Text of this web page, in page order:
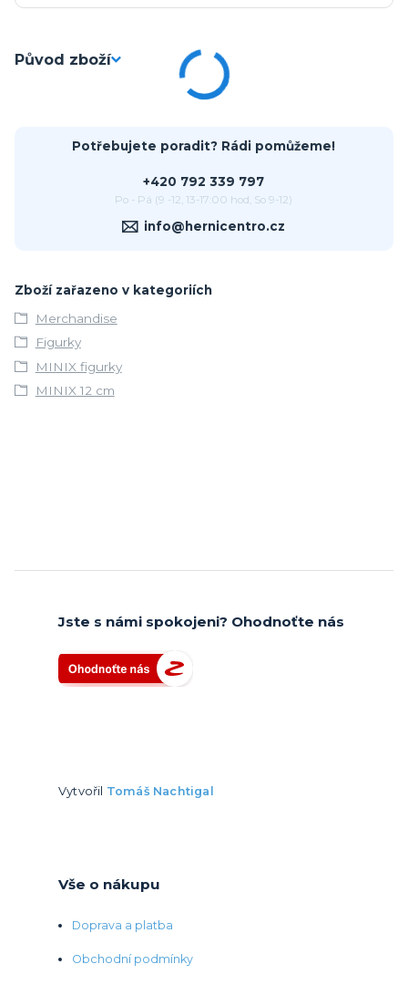
Původ zboží
Potřebujete poradit? Rádi pomůžeme!
+420 792 339 797
Po - Pá (9 -12, 13-17:00 hod, So 9-12)
info@hernicentro.cz
Zboží zařazeno v kategoriích
Merchandise
Figurky
MINIX figurky
MINIX 12 cm
Jste s námi spokojeni? Ohodnoťte nás
Vytvořil Tomáš Nachtigal
Vše o nákupu
Doprava a platba
Obchodní podmínky